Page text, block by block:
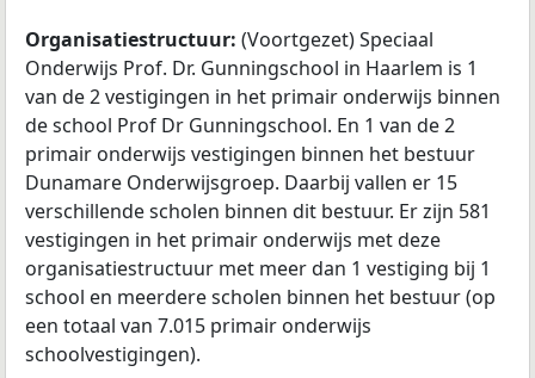
Organisatiestructuur: (Voortgezet) Speciaal
Onderwijs Prof. Dr. Gunningschool in Haarlem is 1
van de 2 vestigingen in het primair onderwijs binnen
de school Prof Dr Gunningschool. En 1 van de 2
primair onderwijs vestigingen binnen het bestuur
Dunamare Onderwijsgroep. Daarbij vallen er 15
verschillende scholen binnen dit bestuur. Er zijn 581
vestigingen in het primair onderwijs met deze
organisatiestructuur met meer dan 1 vestiging bij 1
school en meerdere scholen binnen het bestuur (op
een totaal van 7.015 primair onderwijs
schoolvestigingen).